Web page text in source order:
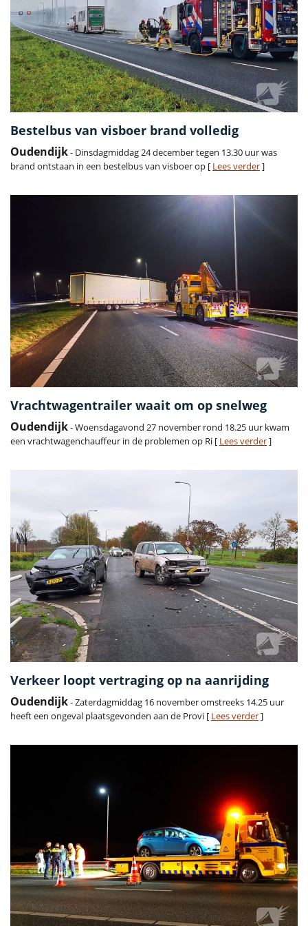
Bestelbus van visboer brand volledig
Oudendijk- Dinsdagmiddag 24 december tegen 13.30 uur was
brand ontstaan in een bestelbus van visboer op [ Lees verder]
Vrachtwagentrailer waait om op snelweg
Oudendijk- Woensdagavond 27 november rond 18.25 uur kwam
een vrachtwagenchauffeur in de problemen op Ri [ Lees verder]
Verkeer loopt vertraging op na aanrijding
Oudendijk- Zaterdagmiddag 16 november omstreeks 14.25 uur
heeft een ongeval plaatsgevonden aan de Provi [ Lees verder]